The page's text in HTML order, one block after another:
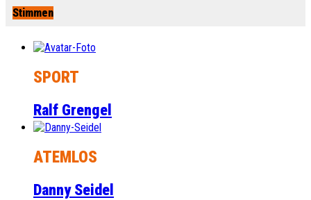
Stimmen
SPORT
Ralf Grengel
ATEMLOS
Danny Seidel